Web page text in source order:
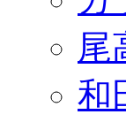
尾
和